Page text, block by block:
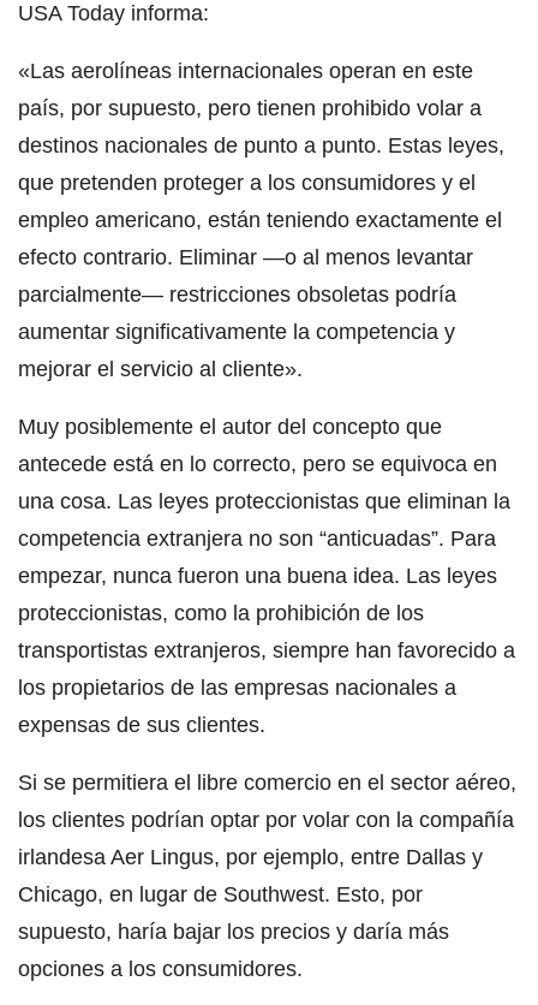
USA Today informa:
«Las aerolíneas internacionales operan en este
país, por supuesto, pero tienen prohibido volar a
destinos nacionales de punto a punto. Estas leyes,
que pretenden proteger a los consumidores y el
empleo americano, están teniendo exactamente el
efecto contrario. Eliminar —o al menos levantar
parcialmente— restricciones obsoletas podría
aumentar significativamente la competencia y
mejorar el servicio al cliente».
Muy posiblemente el autor del concepto que
antecede está en lo correcto, pero se equivoca en
una cosa. Las leyes proteccionistas que eliminan la
competencia extranjera no son “anticuadas”. Para
empezar, nunca fueron una buena idea. Las leyes
proteccionistas, como la prohibición de los
transportistas extranjeros, siempre han favorecido a
los propietarios de las empresas nacionales a
expensas de sus clientes.
Si se permitiera el libre comercio en el sector aéreo,
los clientes podrían optar por volar con la compañía
irlandesa Aer Lingus, por ejemplo, entre Dallas y
Chicago, en lugar de Southwest. Esto, por
supuesto, haría bajar los precios y daría más
opciones a los consumidores.